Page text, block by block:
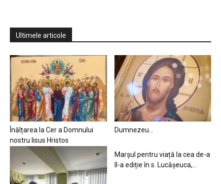
Ultimele articole
Înălțarea la Cer a Domnului
nostru Iisus Hristos
Dumnezeu…
Marșul pentru viață la cea de-a
II-a ediție în s. Lucășeuca,...